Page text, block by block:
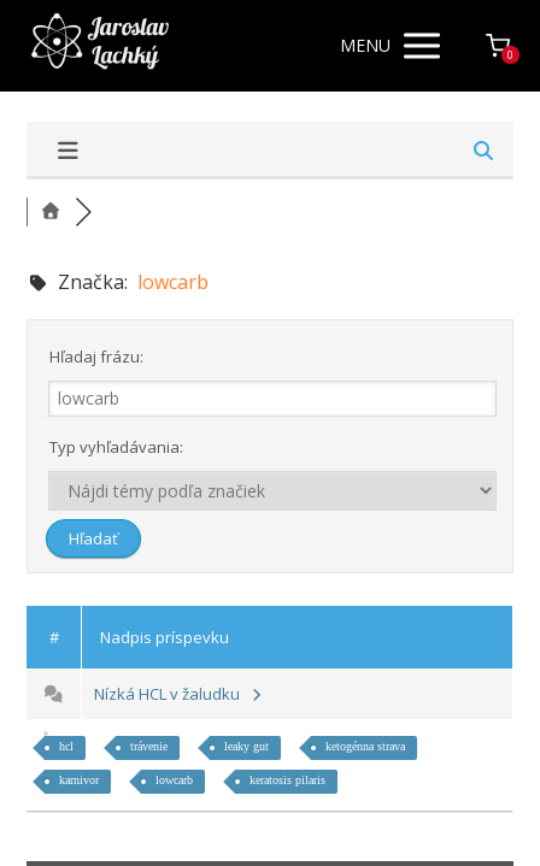
MENU 0
Značka: lowcarb
Hľadaj frázu:
Typ vyhľadávania:
# Nadpis príspevku
Nízká HCL v žaludku
hcl trávenie leaky gut ketogénna strava
karnivor lowcarb keratosis pilaris